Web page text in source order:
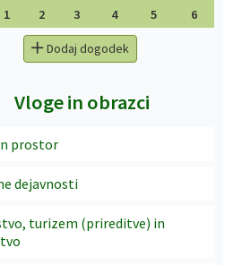
1 2 3 4 5 6
Dodaj dogodek
Vloge in obrazci
prostor
dejavnosti
turizem (prireditve) in